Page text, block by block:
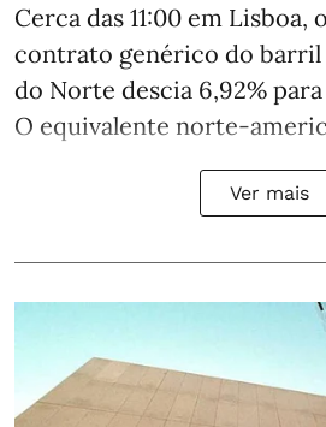
Cerca das 11:00 em Lisboa,
contrato genérico do barril
do Norte descia 6,92%
O equivalente norte-
Ver mais